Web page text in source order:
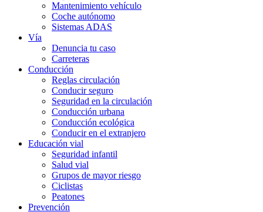
Mantenimiento vehículo
Coche autónomo
Sistemas ADAS
Vía
Denuncia tu caso
Carreteras
Conducción
Reglas circulación
Conducir seguro
Seguridad en la circulación
Conducción urbana
Conducción ecológica
Conducir en el extranjero
Educación vial
Seguridad infantil
Salud vial
Grupos de mayor riesgo
Ciclistas
Peatones
Prevención